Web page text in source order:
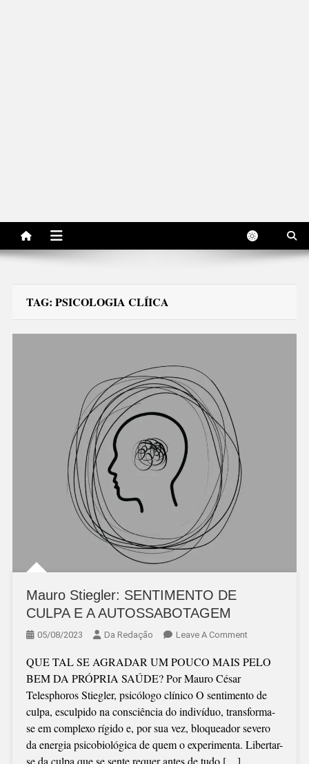
TAG: PSICOLOGIA CLÍICA
Mauro Stiegler: SENTIMENTO DE
CULPA E A AUTOSSABOTAGEM
05/08/2023 Da Redação Leave A CommentOn
Stiegler:
DE
CULPA
E
A
QUE TAL SE AGRADAR UM POUCO MAIS PELO
BEM DA PRÓPRIA SAÚDE? Por Mauro César
Telesphoros Stiegler, psicólogo clínico O sentimento de
culpa, esculpido na consciência do indivíduo, transforma-
se em complexo rígido e, por sua vez, bloqueador severo
da energia psicobiológica de quem o experimenta. Libertar-
se da culpa que se sente requer antes de tudo […]